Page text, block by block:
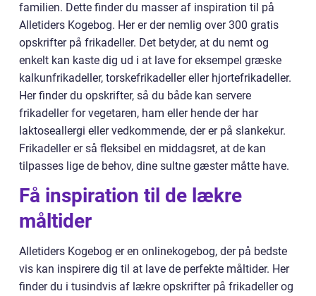
familien. Dette finder du masser af inspiration til på
Alletiders Kogebog. Her er der nemlig over 300 gratis
opskrifter på frikadeller. Det betyder, at du nemt og
enkelt kan kaste dig ud i at lave for eksempel græske
kalkunfrikadeller, torskefrikadeller eller hjortefrikadeller.
Her finder du opskrifter, så du både kan servere
frikadeller for vegetaren, ham eller hende der har
laktoseallergi eller vedkommende, der er på slankekur.
Frikadeller er så fleksibel en middagsret, at de kan
tilpasses lige de behov, dine sultne gæster måtte have.
Få inspiration til de lækre
måltider
Alletiders Kogebog er en onlinekogebog, der på bedste
vis kan inspirere dig til at lave de perfekte måltider. Her
finder du i tusindvis af lækre opskrifter på frikadeller og